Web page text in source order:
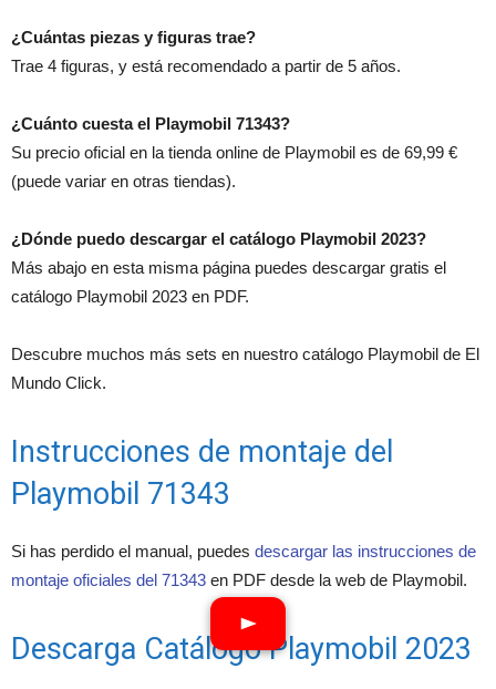
¿Cuántas piezas y figuras trae?
Trae 4 figuras, y está recomendado a partir de 5 años.
¿Cuánto cuesta el Playmobil 71343?
Su precio oficial en la tienda online de Playmobil es de 69,99 €
(puede variar en otras tiendas).
¿Dónde puedo descargar el catálogo Playmobil 2023?
Más abajo en esta misma página puedes descargar gratis el
catálogo Playmobil 2023 en PDF.
Descubre muchos más sets en nuestro catálogo Playmobil de El
Mundo Click.
Instrucciones de montaje del
Playmobil 71343
Si has perdido el manual, puedes descargar las instrucciones de
montaje oficiales del 71343 en PDF desde la web de Playmobil.
Descarga Catálogo Playmobil 2023